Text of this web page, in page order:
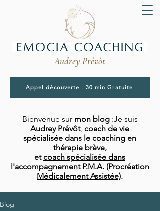
Audrey Prévôt
Appel découverte : 30 min Gratuite
Bienvenue sur mon blog :Je suis
Audrey Prévôt, coach de vie
spécialisée dans le coaching en
thérapie brève,
etcoach spécialisée dans
l'accompagnement P.M.A. (Procréation
Médicalement Assistée).
Blog